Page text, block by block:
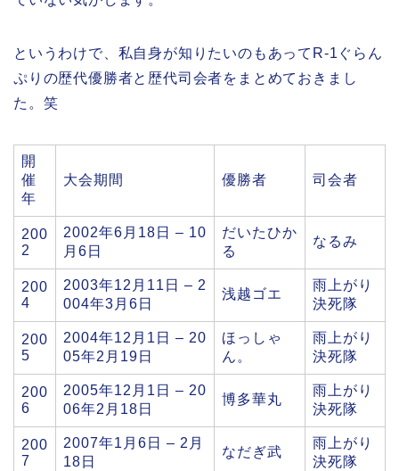
というわけで、私自身が知りたいのもあってR-1ぐらん
ぷりの歴代優勝者と歴代司会者をまとめておきまし
た。笑
開
催
年
大会期間 優勝者 司会者
200
2
2002年6月18日 – 10
月6日
だいたひか
る
なるみ
200
4
2003年12月11日 – 2
004年3月6日
浅越ゴエ
雨上がり
決死隊
200
5
2004年12月1日 – 20
05年2月19日
ほっしゃ
ん。
雨上がり
決死隊
200
6
2005年12月1日 – 20
06年2月18日
博多華丸
雨上がり
決死隊
200
7
2007年1月6日 – 2月
18日
なだぎ武
雨上がり
決死隊